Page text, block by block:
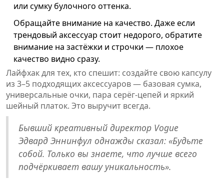
или сумку булочного оттенка.
Обращайте внимание на качество. Даже если
трендовый аксессуар стоит недорого, обратите
внимание на застёжки и строчки — плохое
качество видно сразу.
Лайфхак для тех, кто спешит: создайте свою капсулу
из 3–5 подходящих аксессуаров — базовая сумка,
универсальные очки, пара серёг-цепей и яркий
шейный платок. Это выручит всегда.
Бывший креативный директор Vogue
Эдвард Эннинфул однажды сказал: «Будьте
собой. Только вы знаете, что лучше всего
подчёркивает вашу уникальность».